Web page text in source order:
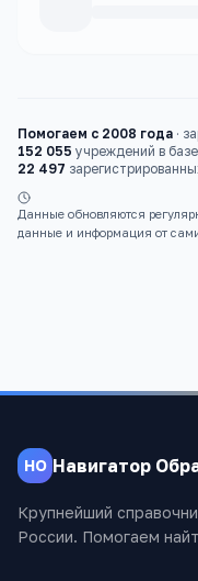
Помогаем с 2008 года ·
152 055 учреждений в базе
22 497
Данные обновляются
данные и информация от
НО Навигатор
Крупнейший
России. Помогаем